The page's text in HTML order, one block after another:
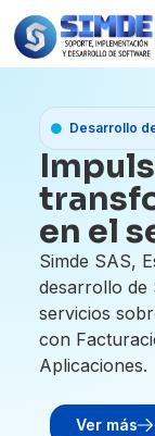
Desarrollo
en el
Simde SAS,
desarrollo de
servicios
con
Aplicaciones.
Ver más